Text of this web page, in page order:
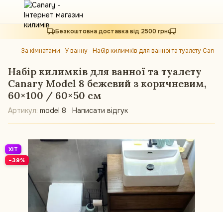
Безкоштовна доставка від 2500 грн
За кімнатами У ванну Набір килимків для ванної та туалету
Набір килимків для ванної та туалету
Canary Model 8 бежевий з коричневим,
60×100 / 60×50 см
Артикул: model 8 Написати відгук
ХІТ
−39%